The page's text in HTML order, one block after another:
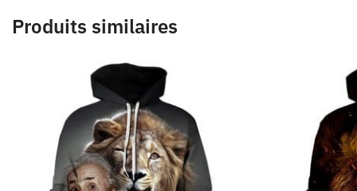
Produits similaires